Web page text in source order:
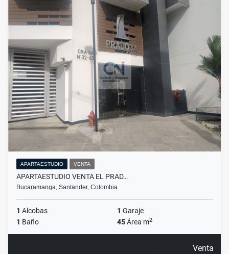
APARTAESTUDIO VENTA
APARTAESTUDIO VENTA EL PRAD…
Bucaramanga, Santander, Colombia
1 Alcobas 1 Garaje
1 Baño 45Área m2
Venta